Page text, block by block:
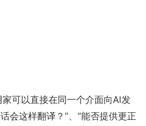
家可以直接在同一个介面向AI发
会这样翻译？”、“能否提供更正